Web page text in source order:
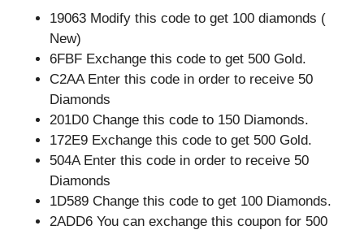
19063 Modify this code to get 100 diamonds (
New)
6FBF Exchange this code to get 500 Gold.
C2AA Enter this code in order to receive 50
Diamonds
201D0 Change this code to 150 Diamonds.
172E9 Exchange this code to get 500 Gold.
504A Enter this code in order to receive 50
Diamonds
1D589 Change this code to get 100 Diamonds.
2ADD6 You can exchange this coupon for 500